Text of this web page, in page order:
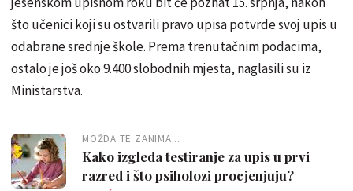
što učenici koji su ostvarili pravo upisa potvrde svoj upis u
odabrane srednje škole. Prema trenutačnim podacima,
ostalo je još oko 9.400 slobodnih mjesta, naglasili su iz
Ministarstva.
MOŽDA TE ZANIMA...
Kako izgleda testiranje za upis u prvi
razred i što psiholozi procjenjuju?